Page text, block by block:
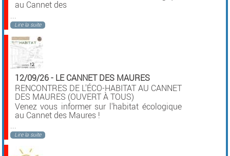
au Cannet des
Lire la suite
12/09/26- LE CANNET DES MAURES
RENCONTRES DE L'ÉCO-HABITAT AU CANNET
DES MAURES (OUVERT À TOUS)
Venez vous informer sur l'habitat écologique
au Cannet des Maures !
Lire la suite